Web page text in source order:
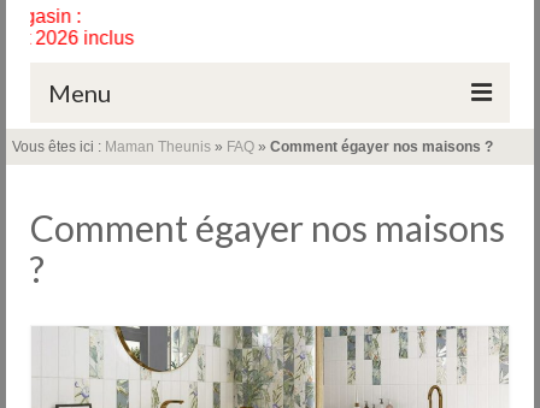
Menu
Accueil
Entretien
Vous êtes ici : Maman Theunis » FAQ » Comment égayer nos maisons ?
Comment égayer nos maisons
?